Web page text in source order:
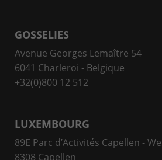
GOSSELIES
Avenue Georges Lemaître 54
6041 Charleroi - Belgique
+32(0)800 12 512
LUXEMBOURG
89E Parc d’Activités Capellen -
8308 Capellen